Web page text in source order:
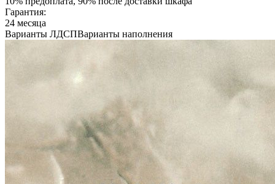
Гарантия:
24 месяца
Варианты ЛДСПВарианты наполнения